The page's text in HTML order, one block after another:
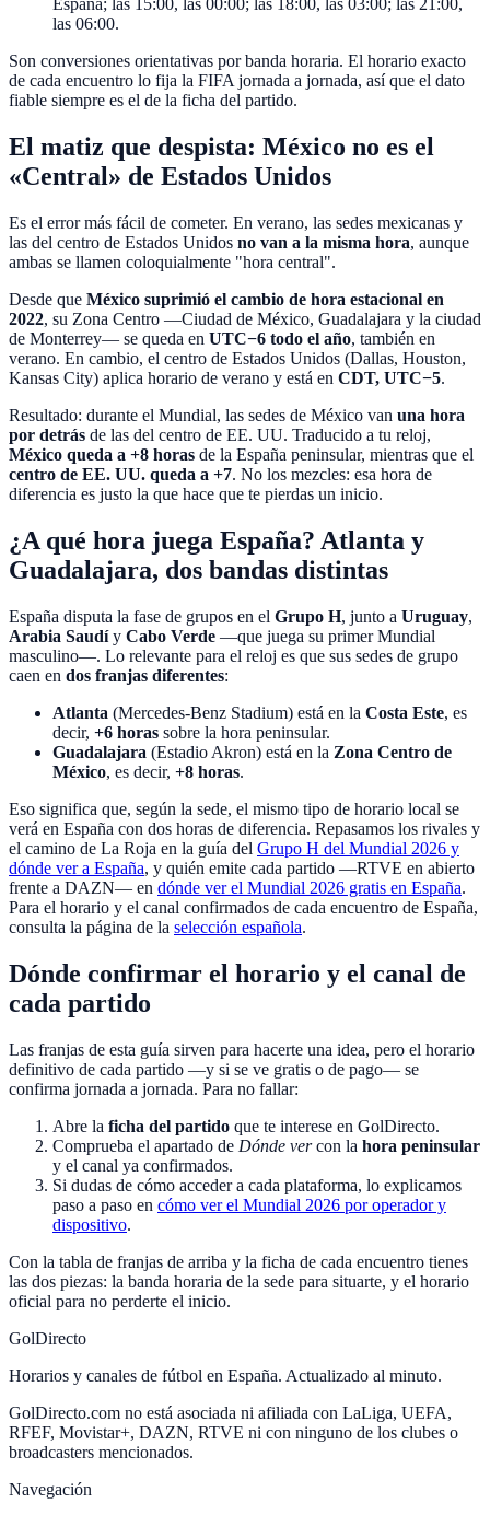
España; las 15:00, las 00:00; las 18:00, las 03:00; las 21:00,
las 06:00.
Son conversiones orientativas por banda horaria. El horario exacto
de cada encuentro lo fija la FIFA jornada a jornada, así que el dato
fiable siempre es el de la ficha del partido.
El matiz que despista: México no es el
«Central» de Estados Unidos
Es el error más fácil de cometer. En verano, las sedes mexicanas y
las del centro de Estados Unidos no van a la misma hora, aunque
ambas se llamen coloquialmente "hora central".
Desde que México suprimió el cambio de hora estacional en
2022, su Zona Centro —Ciudad de México, Guadalajara y la ciudad
de Monterrey— se queda en UTC−6 todo el año, también en
verano. En cambio, el centro de Estados Unidos (Dallas, Houston,
Kansas City) aplica horario de verano y está en CDT, UTC−5.
Resultado: durante el Mundial, las sedes de México van una hora
por detrás de las del centro de EE. UU. Traducido a tu reloj,
México queda a +8 horas de la España peninsular, mientras que el
centro de EE. UU. queda a +7. No los mezcles: esa hora de
diferencia es justo la que hace que te pierdas un inicio.
¿A qué hora juega España? Atlanta y
Guadalajara, dos bandas distintas
España disputa la fase de grupos en el Grupo H, junto a Uruguay,
Arabia Saudíy Cabo Verde —que juega su primer Mundial
masculino—. Lo relevante para el reloj es que sus sedes de grupo
caen en dos franjas diferentes:
Atlanta (Mercedes-Benz Stadium) está en la Costa Este, es
decir, +6 horas sobre la hora peninsular.
Guadalajara (Estadio Akron) está en la Zona Centro de
México, es decir, +8 horas.
Eso significa que, según la sede, el mismo tipo de horario local se
verá en España con dos horas de diferencia. Repasamos los rivales y
el camino de La Roja en la guía del Grupo H del Mundial 2026 y
dónde ver a España, y quién emite cada partido —RTVE en abierto
frente a DAZN— en dónde ver el Mundial 2026 gratis en España.
Para el horario y el canal confirmados de cada encuentro de España,
consulta la página de la selección española.
Dónde confirmar el horario y el canal de
cada partido
Las franjas de esta guía sirven para hacerte una idea, pero el horario
definitivo de cada partido —y si se ve gratis o de pago— se
confirma jornada a jornada. Para no fallar:
Abre la ficha del partido que te interese en GolDirecto.
Comprueba el apartado de Dónde vercon la hora peninsular
y el canal ya confirmados.
Si dudas de cómo acceder a cada plataforma, lo explicamos
paso a paso en cómo ver el Mundial 2026 por operador y
dispositivo.
Con la tabla de franjas de arriba y la ficha de cada encuentro tienes
las dos piezas: la banda horaria de la sede para situarte, y el horario
oficial para no perderte el inicio.
GolDirecto
Horarios y canales de fútbol en España. Actualizado al minuto.
GolDirecto.com no está asociada ni afiliada con LaLiga, UEFA,
RFEF, Movistar+, DAZN, RTVE ni con ninguno de los clubes o
broadcasters mencionados.
Navegación